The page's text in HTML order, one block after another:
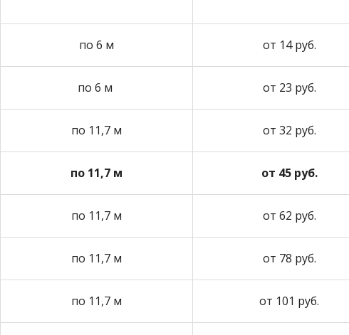
по 6 м от 14 руб.
по 6 м от 23 руб.
по 11,7 м от 32 руб.
по 11,7 м от 45 руб.
по 11,7 м от 62 руб.
по 11,7 м от 78 руб.
по 11,7 м от 101 руб.